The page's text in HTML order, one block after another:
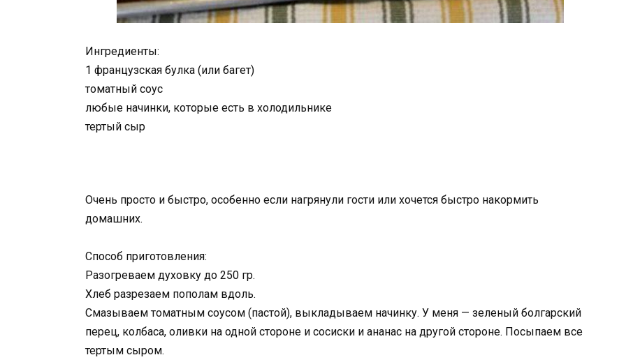
Ингредиенты:
1 французская булка (или багет)
томатный соус
любые начинки, которые есть в холодильнике
тертый сыр
Очень просто и быстро, особенно если нагрянули гости или хочется быстро накормить
домашних.
Способ приготовления:
Разогреваем духовку до 250 гр.
Хлеб разрезаем пополам вдоль.
Смазываем томатным соусом (пастой), выкладываем начинку. У меня — зеленый болгарский
перец, колбаса, оливки на одной стороне и сосиски и ананас на другой стороне. Посыпаем все
тертым сыром.